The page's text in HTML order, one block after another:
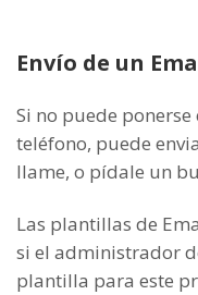
Envío de un
Si no puede
teléfono, puede
llame, o pídale un
Las plantillas de
si el administrador
plantilla para este